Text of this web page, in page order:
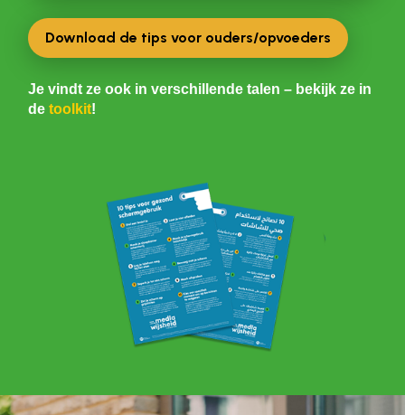
Download de tips voor ouders/opvoeders
Je vindt ze ook in verschillende talen – bekijk ze in
detoolkit!